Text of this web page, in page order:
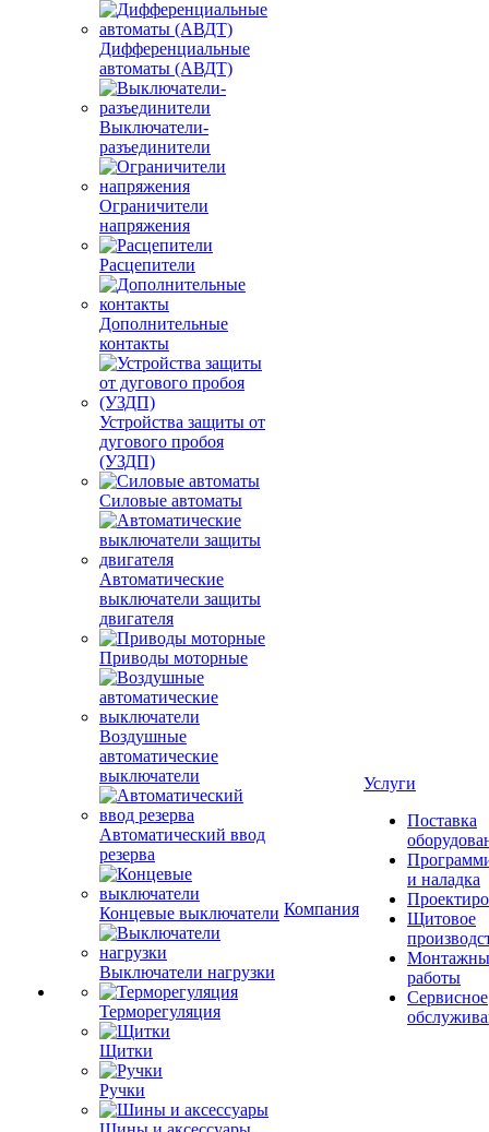
Дифференциальные
автоматы (АВДТ)
Выключатели-
разъединители
Ограничители
напряжения
Расцепители
Дополнительные
контакты
Устройства защиты от
дугового пробоя
(УЗДП)
Силовые автоматы
Автоматические
выключатели защиты
двигателя
Приводы моторные
Воздушные
автоматические
выключатели
Автоматический ввод
резерва
Концевые выключатели
Выключатели нагрузки
Терморегуляция
Щитки
Ручки
Компания
Услуги
Поставка
и наладка
Щитовое
работы
Сервисное